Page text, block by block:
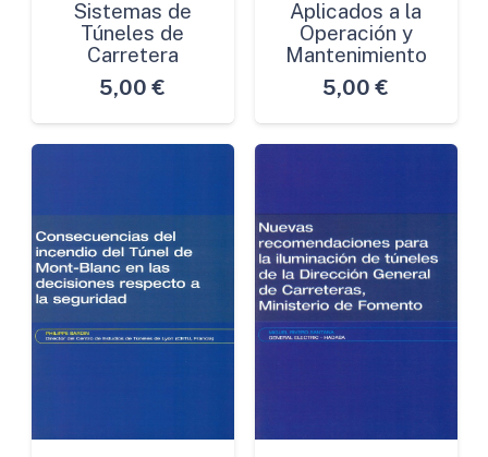
Sistemas de
Túneles de
Carretera
5,00 €
Aplicados a la
Operación y
Mantenimiento
5,00 €